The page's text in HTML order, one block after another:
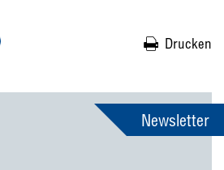
Drucken
Newsletter